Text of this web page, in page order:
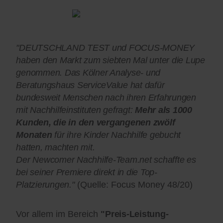
"DEUTSCHLAND TEST und FOCUS-MONEY
haben den Markt zum siebten Mal unter die Lupe
genommen. Das Kölner Analyse- und
Beratungshaus ServiceValue hat dafür
bundesweit Menschen nach ihren Erfahrungen
mit Nachhilfeinstituten gefragt: Mehr als 1000
Kunden, die in den vergangenen zwölf
Monaten für ihre Kinder Nachhilfe gebucht
hatten, machten mit.
Der Newcomer Nachhilfe-Team.net schaffte es
bei seiner Premiere direkt in die Top-
Platzierungen."(Quelle: Focus Money 48/20)
Vor allem im Bereich "Preis-Leistung-